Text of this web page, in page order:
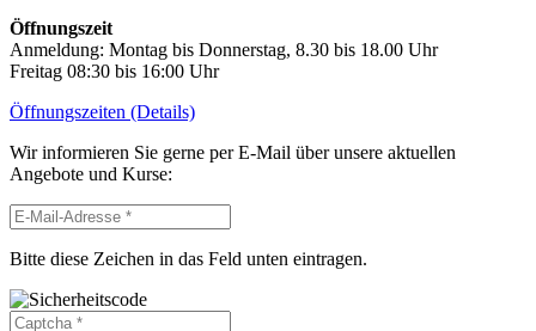
Öffnungszeit
Anmeldung: Montag bis Donnerstag, 8.30 bis 18.00 Uhr
Freitag 08:30 bis 16:00 Uhr
Öffnungszeiten (Details)
Wir informieren Sie gerne per E-Mail über unsere aktuellen
Angebote und Kurse:
Bitte diese Zeichen in das Feld unten eintragen.